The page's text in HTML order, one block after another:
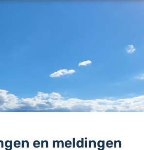
en meldingen